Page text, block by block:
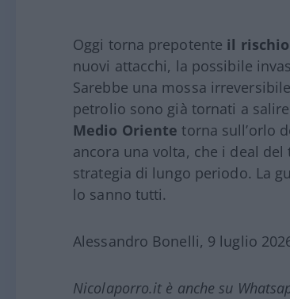
Oggi torna prepotente il
nuovi attacchi, la possibile
Sarebbe una mossa
petrolio sono già tornati a
Medio Oriente torna sull’orlo
ancora una volta, che i deal
strategia di lungo periodo. La
lo sanno tutti.
Alessandro Bonelli, 9 luglio
Nicolaporro.it è anche su